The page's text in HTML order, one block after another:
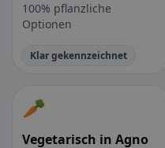
100% pflanzliche
Optionen
Klar gekennzeichnet
🥕
Vegetarisch in Agno